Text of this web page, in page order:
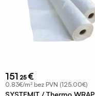
€
151 25
0.83€/m² bez PVN (125.00€)
Celtniecības
aizsargplēves
plēves
120mik
un
pieplūdes
Rekuperatori